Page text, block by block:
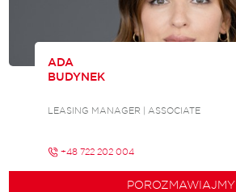
ADA
BUDYNEK
LEASING MANAGER | ASSOCIATE
+48 722 202 004
POROZMAWIAJMY